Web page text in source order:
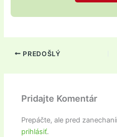
PREDOŠLÝ
Pridajte Komentár
Prepáčte, ale pred
prihlásiť.